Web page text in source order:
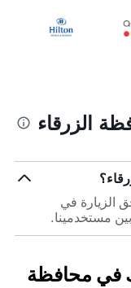
الزرقاء
الزيارة في
مستخدمينا.
في محافظة